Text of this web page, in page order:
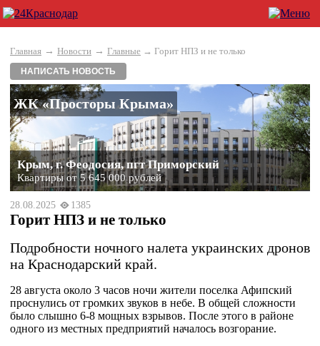
Главная → Новости → Главные → Горит НПЗ и не только
НАПИСАТЬ НОВОСТЬ
ЖК «Просторы Крыма»
Крым, г. Феодосия, пгт Приморский
Квартиры от 5 645 000 рублей
28.08.2025 1385
Горит НПЗ и не только
Подробности ночного налета украинских дронов
на Краснодарский край.
28 августа около 3 часов ночи жители поселка Афипский
проснулись от громких звуков в небе. В общей сложности
было слышно 6-8 мощных взрывов. После этого в районе
одного из местных предприятий началось возгорание.